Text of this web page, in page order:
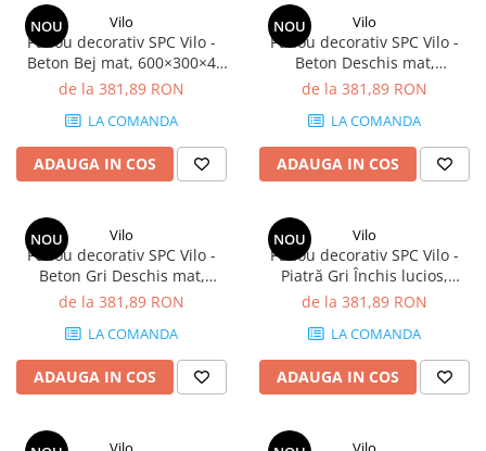
Capac Glaf Interior
Izolatie Parchet
Prag de trecere
Profile Decorative Fatada
Lambriuri
Lambriuri PVC
Panouri Decorative
Panouri Decorative SPC
Panouri Decorative Premium
NOU Vilo
Panou decorativ SPC Vilo -
Beton Bej mat, 600×300×4
mm, 2.34 mp/cutie (13
de la 381,89 RON
LA COMANDA
ADAUGA IN COS
NOU Vilo
Panou decorativ SPC Vilo -
Beton Deschis mat,
600×300×4 mm, 2.34 mp/cutie
de la 381,89 RON
LA COMANDA
ADAUGA IN COS
NOU Vilo
Panou decorativ SPC Vilo -
Beton Gri Deschis mat,
600×300×4 mm, 2.34 mp/cutie
de la 381,89 RON
LA COMANDA
ADAUGA IN COS
NOU Vilo
Panou decorativ SPC Vilo -
Piatră Gri Închis lucios,
600×300×4 mm, 2.34 mp/cutie
de la 381,89 RON
LA COMANDA
ADAUGA IN COS